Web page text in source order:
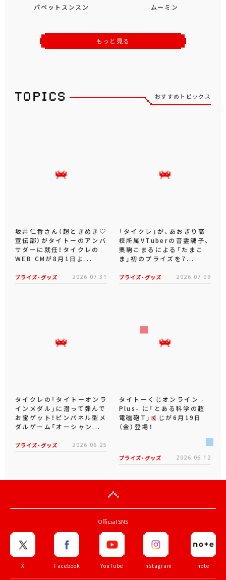
パペットスンスン ムーミン
もっと見る
おすすめトピックス
坂井仁香さん（超ときめき♡
宣伝部）がタイトーのアンバ
サダーに就任！タイクレの
WEB CMが8月1日よ...
プライズ・グッズ 2026.07.31
「タイクレ」が、あおぎり高
校所属VTuberの音霊魂子、
栗駒こまるによる「たまこ
ま」初のプライズを7...
プライズ・グッズ 2026.07.09
タイクレの「タイトーオンラ
インメダル」に潜って弾んで
お宝ゲット！ピンパネル型メ
ダルゲーム「オーシャン...
プライズ・グッズ 2026.06.25
タイトーくじオンライン -
Plus- に「とある科学の超
電磁砲T」くじが6月19日
（金）登場！
プライズ・グッズ 2026.06.12
Official SNS
X Facebook YouTube Instagram note